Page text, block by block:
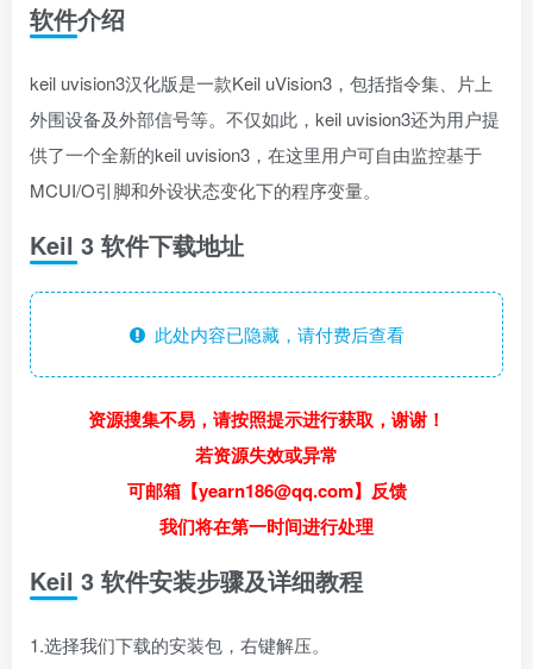
软件介绍
keil uvision3汉化版是一款Keil uVision3，包括指令集、片上
外围设备及外部信号等。不仅如此，keil uvision3还为用户提
供了一个全新的keil uvision3，在这里用户可自由监控基于
MCUI/O引脚和外设状态变化下的程序变量。
Keil 3 软件下载地址
此处内容已隐藏，请付费后查看
资源搜集不易，请按照提示进行获取，谢谢！
若资源失效或异常
可邮箱【yearn186@qq.com】反馈
我们将在第一时间进行处理
Keil 3 软件安装步骤及详细教程
1.选择我们下载的安装包，右键解压。